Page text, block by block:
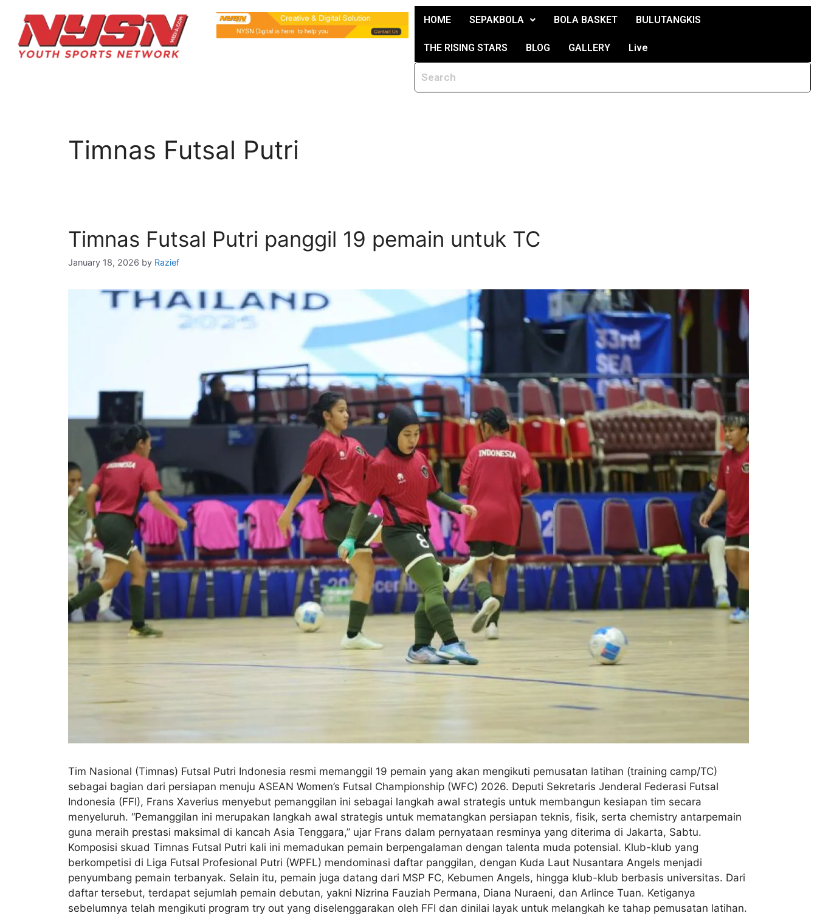
HOME SEPAKBOLA BOLA BASKET BULUTANGKIS
THE RISING STARS BLOG GALLERY Live
Timnas Futsal Putri
Timnas Futsal Putri panggil 19 pemain untuk TC
January 18, 2026 by Razief
Tim Nasional (Timnas) Futsal Putri Indonesia resmi memanggil 19 pemain yang akan mengikuti pemusatan latihan (training camp/TC)
sebagai bagian dari persiapan menuju ASEAN Women’s Futsal Championship (WFC) 2026. Deputi Sekretaris Jenderal Federasi Futsal
Indonesia (FFI), Frans Xaverius menyebut pemanggilan ini sebagai langkah awal strategis untuk membangun kesiapan tim secara
menyeluruh. “Pemanggilan ini merupakan langkah awal strategis untuk mematangkan persiapan teknis, fisik, serta chemistry antarpemain
guna meraih prestasi maksimal di kancah Asia Tenggara,” ujar Frans dalam pernyataan resminya yang diterima di Jakarta, Sabtu.
Komposisi skuad Timnas Futsal Putri kali ini memadukan pemain berpengalaman dengan talenta muda potensial. Klub-klub yang
berkompetisi di Liga Futsal Profesional Putri (WPFL) mendominasi daftar panggilan, dengan Kuda Laut Nusantara Angels menjadi
penyumbang pemain terbanyak. Selain itu, pemain juga datang dari MSP FC, Kebumen Angels, hingga klub-klub berbasis universitas. Dari
daftar tersebut, terdapat sejumlah pemain debutan, yakni Nizrina Fauziah Permana, Diana Nuraeni, dan Arlince Tuan. Ketiganya
sebelumnya telah mengikuti program try out yang diselenggarakan oleh FFI dan dinilai layak untuk melangkah ke tahap pemusatan latihan.